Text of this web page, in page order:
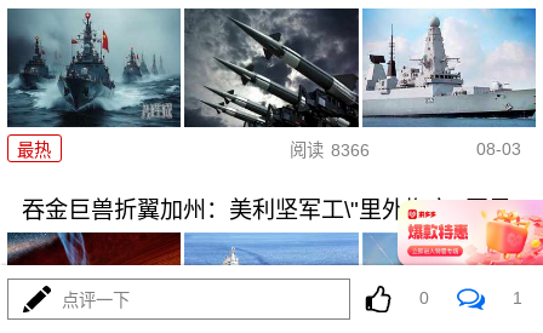
最热 阅读 8366 08-03
吞金巨兽折翼加州：美利坚军工\"里外掏空\"困局
点评一下 0 1